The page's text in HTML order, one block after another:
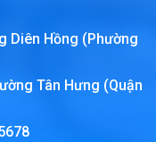
Diên Hồng (Phường
Tân Hưng (Quận